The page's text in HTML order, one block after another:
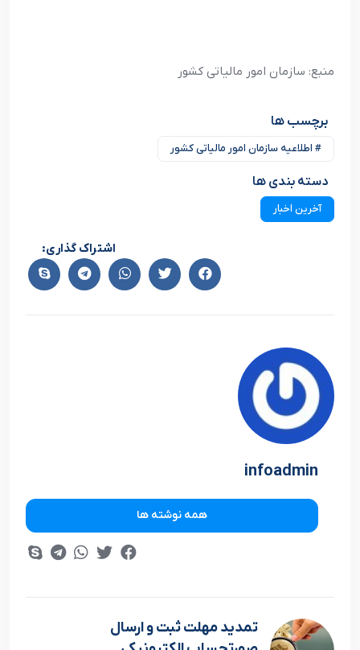
منبع: سازمان امور مالیاتی کشور
برچسب ها
# اطلاعیه سازمان امور مالیاتی کشور
دسته بندی ها
آخرین اخبار
اشتراک گذاری:
infoadmin
همه نوشته ها
تمدید مهلت ثبت و ارسال